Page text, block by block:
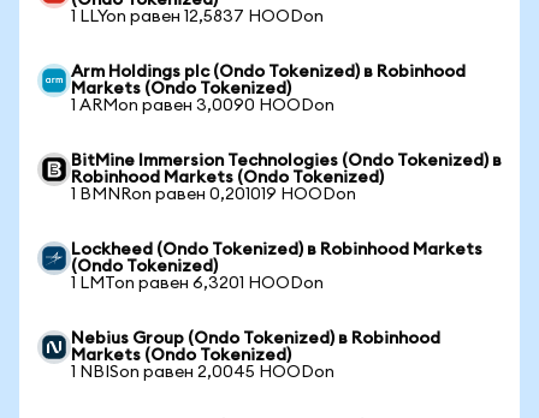
1 LLYon равен 12,5837 HOODon
Arm Holdings plc (Ondo Tokenized) в Robinhood
Markets (Ondo Tokenized)
1 ARMon равен 3,0090 HOODon
BitMine Immersion Technologies (Ondo Tokenized) в
Robinhood Markets (Ondo Tokenized)
1 BMNRon равен 0,201019 HOODon
Lockheed (Ondo Tokenized) в Robinhood Markets
(Ondo Tokenized)
1 LMTon равен 6,3201 HOODon
Nebius Group (Ondo Tokenized) в Robinhood
Markets (Ondo Tokenized)
1 NBISon равен 2,0045 HOODon